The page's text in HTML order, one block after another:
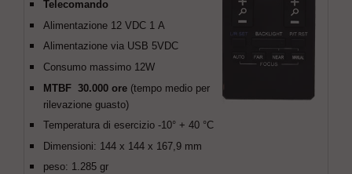
Telecomando
Alimentazione 12 VDC 1 A
Alimentazione via USB 5VDC
Consumo massimo 12W
MTBF 30.000 ore (tempo medio per
rilevazione guasto)
Temperatura di esercizio -10° + 40 °C
Dimensioni: 144 x 144 x 167,9 mm
peso: 1.285 gr